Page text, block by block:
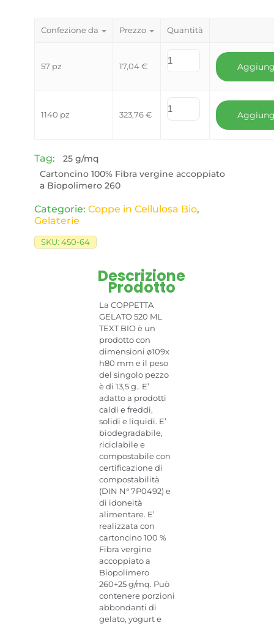
Confezione da Prezzo Quantità
57 pz 17,04€
1140 pz 323,76€
Tag:
25 g/mq
Cartoncino 100% Fibra vergine accoppiato
a Biopolimero 260
Categorie: Coppe in Cellulosa Bio​,
Gelaterie
SKU: 450-64
Descrizione
Prodotto
La COPPETTA
GELATO 520 ML
TEXT BIO è un
prodotto con
dimensioni ø109x
h80 mm e il peso
del singolo pezzo
è di 13,5 g.. E’
adatto a prodotti
caldi e freddi,
solidi e liquidi. E’
biodegradabile,
riciclabile e
compostabile con
certificazione di
compostabilità
(DIN N° 7P0492) e
di idoneità
alimentare. E’
realizzata con
cartoncino 100 %
Fibra vergine
accoppiato a
Biopolimero
260+25 g/mq. Può
contenere porzioni
abbondanti di
gelato, yogurt e